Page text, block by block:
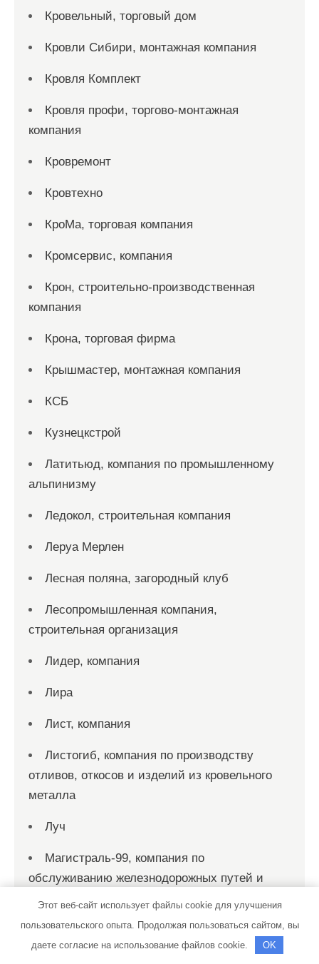
Кровельный, торговый дом
Кровли Сибири, монтажная компания
Кровля Комплект
Кровля профи, торгово-монтажная
компания
Кровремонт
Кровтехно
КроМа, торговая компания
Кромсервис, компания
Крон, строительно-производственная
компания
Крона, торговая фирма
Крышмастер, монтажная компания
КСБ
Кузнецкстрой
Латитьюд, компания по промышленному
альпинизму
Ледокол, строительная компания
Леруа Мерлен
Лесная поляна, загородный клуб
Лесопромышленная компания,
строительная организация
Лидер, компания
Лира
Лист, компания
Листогиб, компания по производству
отливов, откосов и изделий из кровельного
металла
Луч
Магистраль-99, компания по
обслуживанию железнодорожных путей и
комплексных решений в сфере
промышленного строительства
Маринель, холдинговая компания
Этот веб-сайт использует файлы cookie для улучшения
пользовательского опыта. Продолжая пользоваться сайтом, вы
даете согласие на использование файлов cookie.
OK